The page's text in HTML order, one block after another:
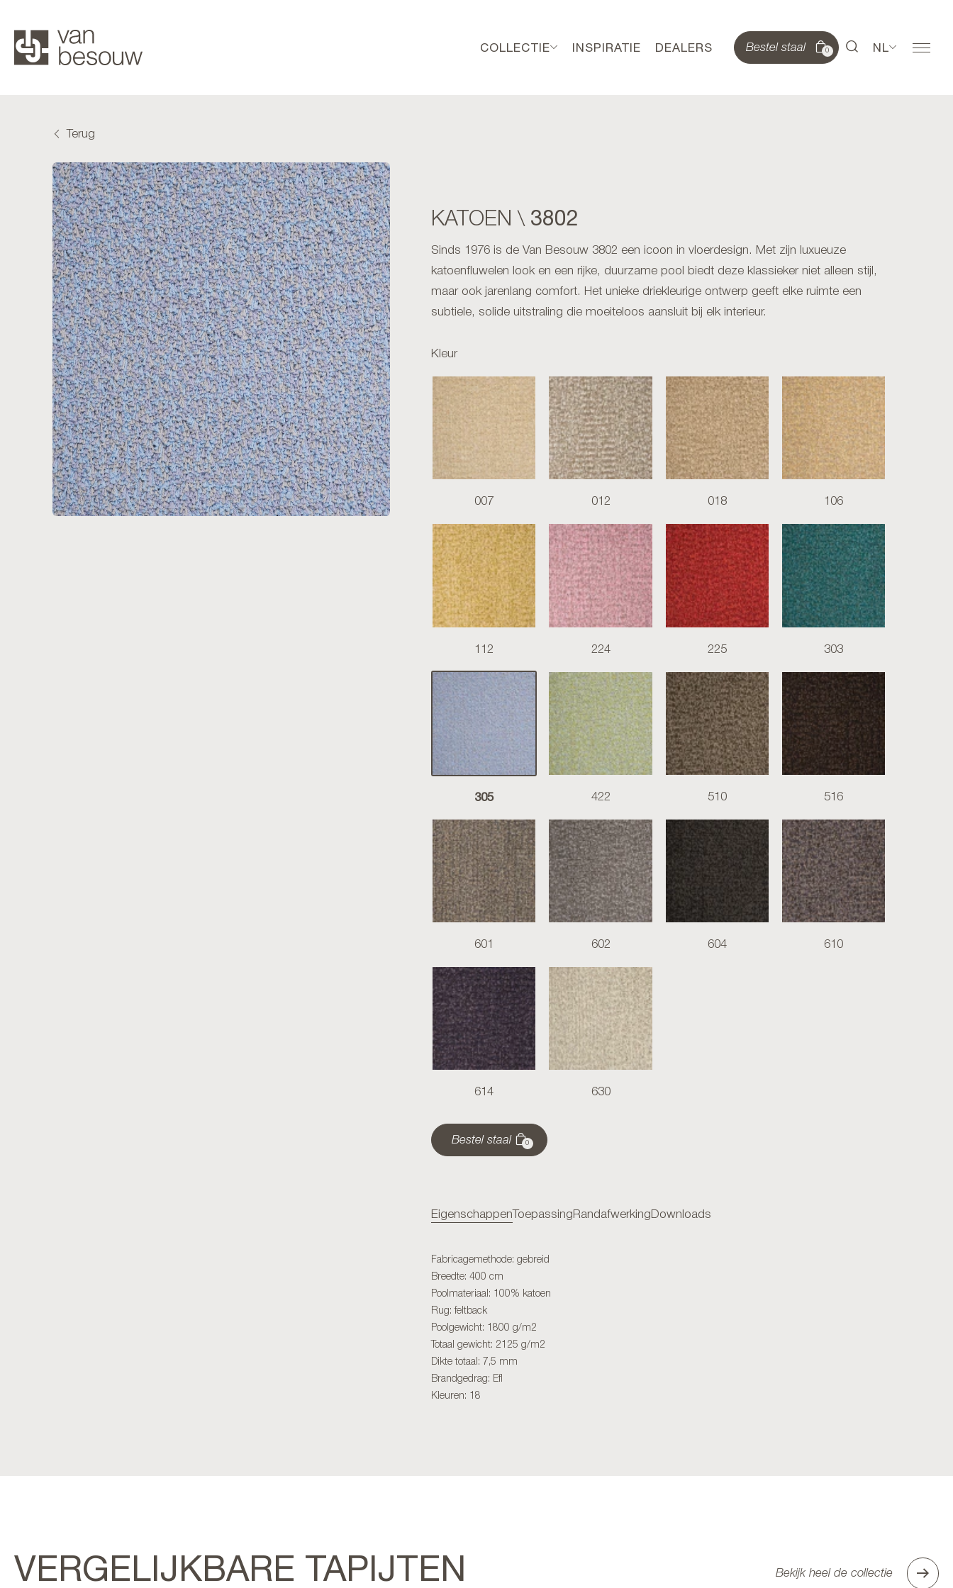
COLLECTIE INSPIRATIE DEALERS Bestel staal 0 NL
Terug
KATOEN \ 3802
Sinds 1976 is de Van Besouw 3802 een icoon in vloerdesign. Met zijn luxueuze
katoenfluwelen look en een rijke, duurzame pool biedt deze klassieker niet alleen stijl,
maar ook jarenlang comfort. Het unieke driekleurige ontwerp geeft elke ruimte een
subtiele, solide uitstraling die moeiteloos aansluit bij elk interieur.
Kleur
007 012 018 106
112 224 225 303
305 422 510 516
601 602 604 610
614 630
Bestel staal 0
Eigenschappen Toepassing Randafwerking Downloads
Fabricagemethode: gebreid
Breedte: 400 cm
Poolmateriaal: 100% katoen
Rug: feltback
Poolgewicht: 1800 g/m2
Totaal gewicht: 2125 g/m2
Dikte totaal: 7,5 mm
Brandgedrag: Efl
Kleuren: 18
VERGELIJKBARE TAPIJTEN Bekijk heel de collectie